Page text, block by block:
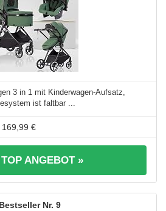
3 in 1 mit Kinderwagen-Aufsatz,
ist faltbar ...
169,99 €
ANGEBOT »
9